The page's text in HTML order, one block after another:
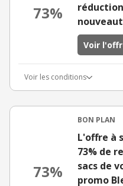
73%
Voir
Voir les conditions
73%
BON PLAN
L'offre à
73% de
sacs de
promo